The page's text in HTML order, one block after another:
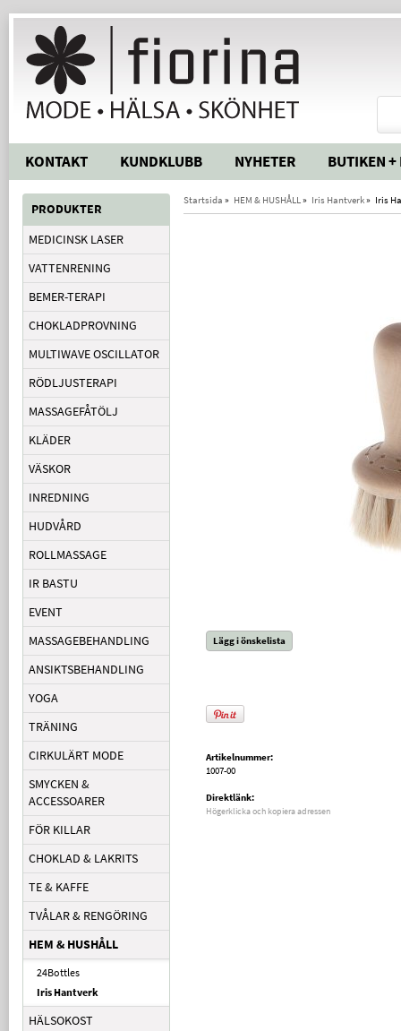
KONTAKT KUNDKLUBB NYHETER BUTIKEN +
PRODUKTER
MEDICINSK LASER
VATTENRENING
BEMER-TERAPI
CHOKLADPROVNING
MULTIWAVE OSCILLATOR
RÖDLJUSTERAPI
MASSAGEFÅTÖLJ
KLÄDER
VÄSKOR
INREDNING
HUDVÅRD
ROLLMASSAGE
IR BASTU
EVENT
MASSAGEBEHANDLING
ANSIKTSBEHANDLING
YOGA
TRÄNING
CIRKULÄRT MODE
SMYCKEN &
ACCESSOARER
FÖR KILLAR
CHOKLAD & LAKRITS
TE & KAFFE
TVÅLAR & RENGÖRING
HEM & HUSHÅLL
24Bottles
Iris Hantverk
HÄLSOKOST
Startsida » HEM & HUSHÅLL » Iris Hantverk» Iris
Lägg i önskelista
Artikelnummer:
1007-00
Direktlänk:
Högerklicka och kopiera adressen